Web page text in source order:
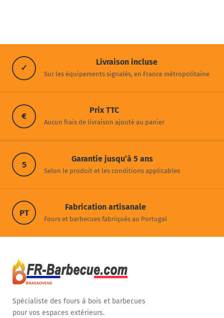
✓
Livraison incluse
Sur les équipements signalés, en France métropolitaine
€
Prix TTC
Aucun frais de livraison ajouté au panier
5
Garantie jusqu’à 5 ans
Selon le produit et les conditions applicables
PT
Fabrication artisanale
Fours et barbecues fabriqués au Portugal
Spécialiste des fours à bois et barbecues
pour vos espaces extérieurs.